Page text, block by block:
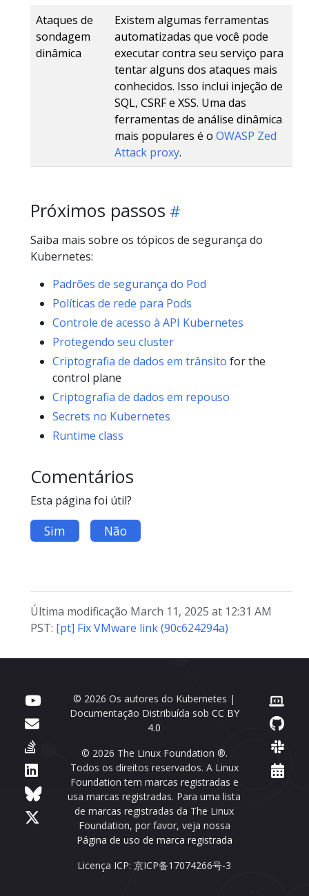
Ataques de
sondagem
dinâmica
Existem algumas ferramentas
automatizadas que você pode
executar contra seu serviço para
tentar alguns dos ataques mais
conhecidos. Isso inclui injeção de
SQL, CSRF e XSS. Uma das
ferramentas de análise dinâmica
mais populares é o OWASP Zed
Attack proxy.
Próximos passos
Saiba mais sobre os tópicos de segurança do
Kubernetes:
Padrões de segurança do Pod
Políticas de rede para Pods
Controle de acesso à API Kubernetes
Protegendo seu cluster
Criptografia de dados em trânsito for the
control plane
Criptografia de dados em repouso
Secrets no Kubernetes
Runtime class
Comentários
Esta página foi útil?
Sim Não
Última modificação March 11, 2025 at 12:31 AM
PST: [pt] Fix VMware link (90c624294a)
© 2026 Os autores do Kubernetes |
Documentação Distribuída sob CC BY
4.0
© 2026 The Linux Foundation ®.
Todos os direitos reservados. A Linux
Foundation tem marcas registradas e
usa marcas registradas. Para uma lista
de marcas registradas da The Linux
Foundation, por favor, veja nossa
Página de uso de marca registrada
Licença ICP: 京ICP备17074266号-3